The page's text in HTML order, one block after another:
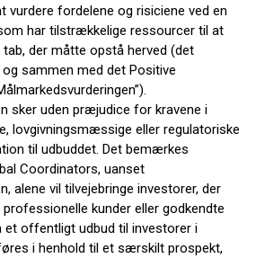
vurdere fordelene og risiciene ved en
har tilstrækkelige ressourcer til at
der måtte opstå herved (det
og sammen med det Positive
sker uden præjudice for kravene i
lovgivningsmæssige eller regulatoriske
til udbuddet. Det bemærkes
Coordinators, uanset
alene vil tilvejebringe investorer, der
kunder eller godkendte
offentligt udbud til investorer i
i henhold til et særskilt prospekt,